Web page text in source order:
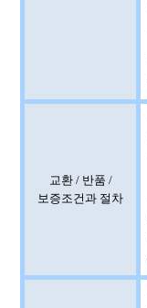
교환 / 반품 /
보증조건과 절차